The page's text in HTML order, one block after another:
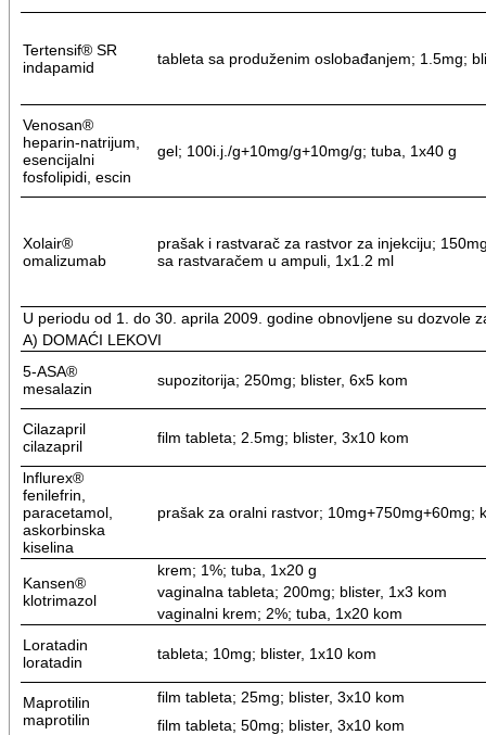
Tertensif® SR
indapamid
tableta sa produženim oslobađanjem; 1.5mg;
Venosan®
heparin-natrijum,
esencijalni
fosfolipidi, escin
gel; 100i.j./g+10mg/g+10mg/g; tuba, 1x40 g
Xolair®
omalizumab
prašak i rastvarač za rastvor za injekciju;
sa rastvaračem u ampuli, 1x1.2 ml
U periodu od 1. do 30. aprila 2009. godine obnovljene su dozvole
A) DOMAĆI LEKOVI
5-ASA®
mesalazin
supozitorija; 250mg; blister, 6x5 kom
Cilazapril
cilazapril
film tableta; 2.5mg; blister, 3x10 kom
lnflurex®
fenilefrin,
paracetamol,
askorbinska
kiselina
prašak za oralni rastvor; 10mg+750mg+60mg;
Kansen®
klotrimazol
krem; 1%; tuba, 1x20 g
vaginalna tableta; 200mg; blister, 1x3 kom
vaginalni krem; 2%; tuba, 1x20 kom
Loratadin
loratadin
tableta; 10mg; blister, 1x10 kom
Maprotilin
maprotilin
film tableta; 25mg; blister, 3x10 kom
film tableta; 50mg; blister, 3x10 kom